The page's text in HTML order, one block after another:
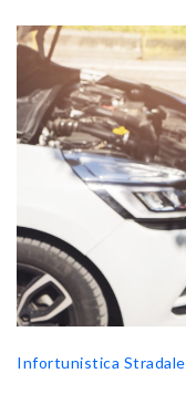
Infortunistica Stradale